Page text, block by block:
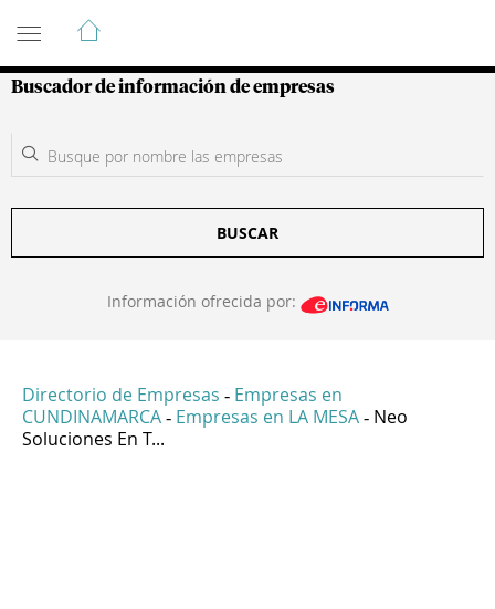
Guía de Empresas Colombianas
Buscador de información de empresas
BUSCAR
Información ofrecida por:
Directorio de Empresas - Empresas en
CUNDINAMARCA - Empresas en LA MESA - Neo
Soluciones En T...